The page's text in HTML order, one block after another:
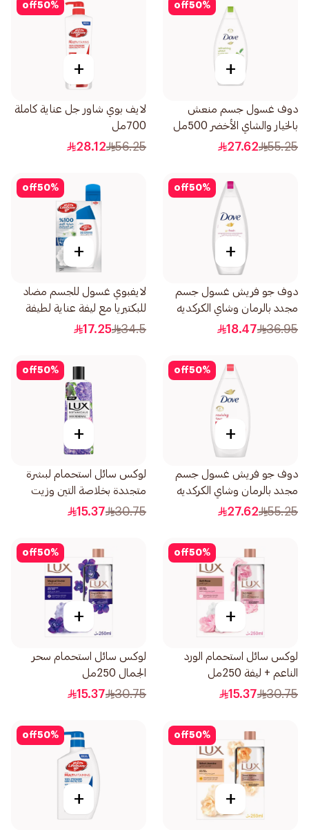
50%
off
+
دوف غسول جسم منعش
بالخيار والشاي الأخضر 500مل
55.25
27.62
50%
off
+
لايف بوي شاور جل عناية كاملة
700مل
56.25
28.12
50%
off
+
دوف جو فريش غسول جسم
مجدد بالرمان وشاي الكركديه
250مل
36.95
18.47
50%
off
+
لايفبوي غسول للجسم مضاد
للبكتيريا مع ليفة عناية لطيفة
300مل
34.5
17.25
50%
off
+
دوف جو فريش غسول جسم
مجدد بالرمان وشاي الكركديه
500مل
55.25
27.62
50%
off
+
لوكس سائل استحمام لبشرة
متجددة بخلاصة التين وزيت
الجيرانيوم 250مل
30.75
15.37
50%
off
+
لوكس سائل استحمام الورد
الناعم + ليفة 250مل
30.75
15.37
50%
off
+
لوكس سائل استحمام سحر
الجمال 250مل
30.75
15.37
50%
off
+
50%
off
+